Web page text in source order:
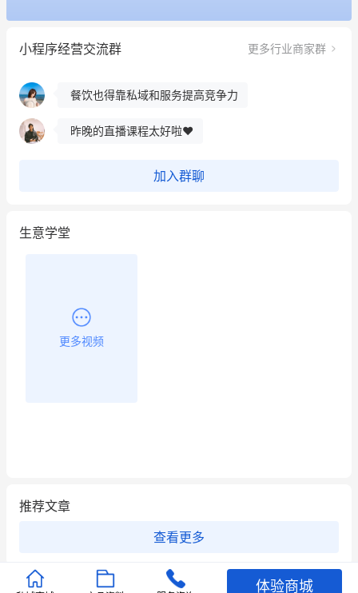
小程序经营交流群 更多行业商家群
这个营销策划案例推荐大家看一下
用有赞就能在微信、小红书同时经营了
餐饮也得靠私域和服务提高竞争力
昨晚的直播课程太好啦❤️
加入群聊
生意学堂
更多视频
推荐文章
查看更多
店铺护航 有赞安心入驻 服务中断赔偿102.4倍
体验商城